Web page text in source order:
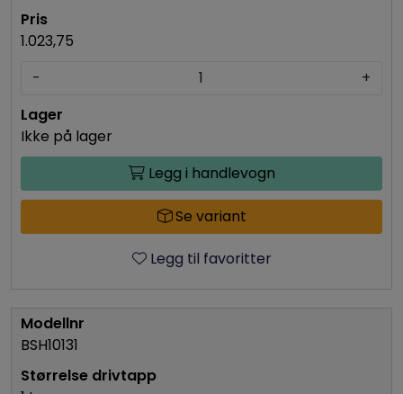
1.023,75
-
+
Ikke på lager
Legg i handlevogn
Se variant
Legg til favoritter
BSH10131